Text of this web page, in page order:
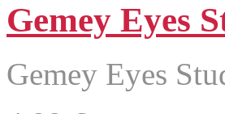
Gemey Eyes
Gemey Eyes